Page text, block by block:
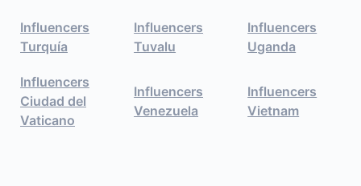
Influencers
Turquía
Influencers
Tuvalu
Influencers
Uganda
Influencers
Ciudad del
Vaticano
Influencers
Venezuela
Influencers
Vietnam